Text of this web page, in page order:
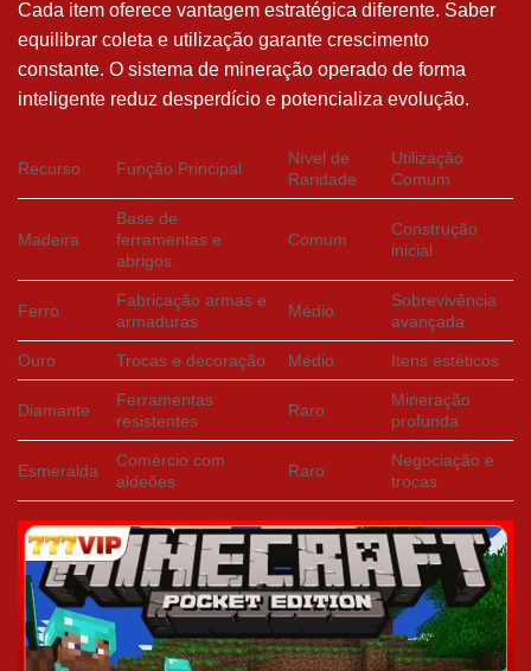
Cada item oferece vantagem estratégica diferente. Saber
equilibrar coleta e utilização garante crescimento
constante. O sistema de mineração operado de forma
inteligente reduz desperdício e potencializa evolução.
Recurso Função Principal
Nível de
Raridade
Utilização
Comum
Madeira
Base de
ferramentas e
abrigos
Comum
Construção
inicial
Ferro
Fabricação armas e
armaduras
Médio
Sobrevivência
avançada
Ouro Trocas e decoração Médio Itens estéticos
Diamante
Ferramentas
resistentes
Raro
Mineração
profunda
Esmeralda
Comércio com
aldeões
Raro
Negociação e
trocas